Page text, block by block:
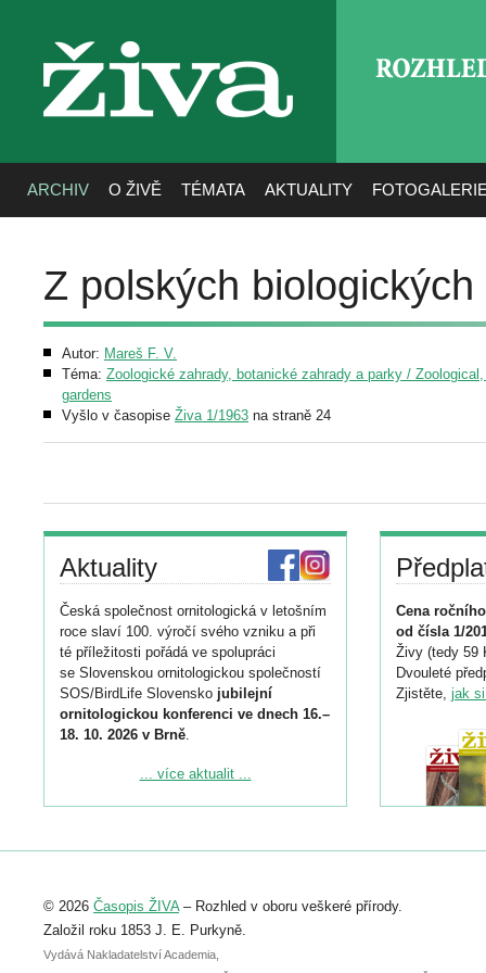
živa
ARCHIV O ŽIVĚ TÉMATA AKTUALITY
Z polských
Autor: Mareš F. V.
Téma: Zoologické zahrady, botanické zahrady a parky /
gardens
Vyšlo v časopise Živa 1/1963 na straně 24
Aktuality
Česká společnost ornitologická v letošním
roce slaví 100. výročí svého vzniku a při
té příležitosti pořádá ve spolupráci
se Slovenskou ornitologickou společností
SOS/BirdLife Slovensko jubilejní
ornitologickou konferenci ve dnech 16.–
18. 10. 2026 v Brně.
Podrobnější informace ke konferenci
Registrovat se můžete do 6. září.
abstraktu přihlášené přednášky nebo
posteru je už 30. června.
... více aktualit ...
Cena
od čísla 1/
Živy (tedy 59
Dvouleté
Zjistěte, jak
© 2026 Časopis ŽIVA– Rozhled v oboru veškeré přírody.
Založil roku 1853 J. E. Purkyně.
Vydává Nakladatelství Academia,